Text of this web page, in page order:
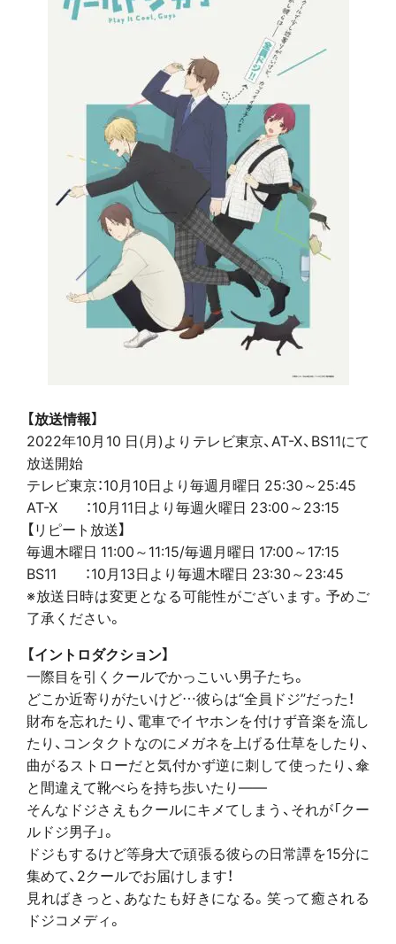
【放送情報】
2022年10月10 日(月)よりテレビ東京、AT-X、BS11にて
放送開始
テレビ東京：10月10日より毎週月曜日 25:30～25:45
AT-X ：10月11日より毎週火曜日 23:00～23:15
【リピート放送】
毎週木曜日 11:00～11:15/毎週月曜日 17:00～17:15
BS11 ：10月13日より毎週木曜日 23:30～23:45
※放送日時は変更となる可能性がございます。予めご
了承ください。
【イントロダクション】
一際目を引くクールでかっこいい男子たち。
どこか近寄りがたいけど…彼らは“全員ドジ”だった！
財布を忘れたり、電車でイヤホンを付けず音楽を流し
たり、コンタクトなのにメガネを上げる仕草をしたり、
曲がるストローだと気付かず逆に刺して使ったり、傘
と間違えて靴べらを持ち歩いたり――
そんなドジさえもクールにキメてしまう、それが「クー
ルドジ男子」。
ドジもするけど等身大で頑張る彼らの日常譚を15分に
集めて、2クールでお届けします！
見ればきっと、あなたも好きになる。笑って癒される
ドジコメディ。